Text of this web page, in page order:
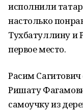
исполнили
настолько
Тухбатуллину и
первое место.
Расим Сагитович
Ришату
самоучку из